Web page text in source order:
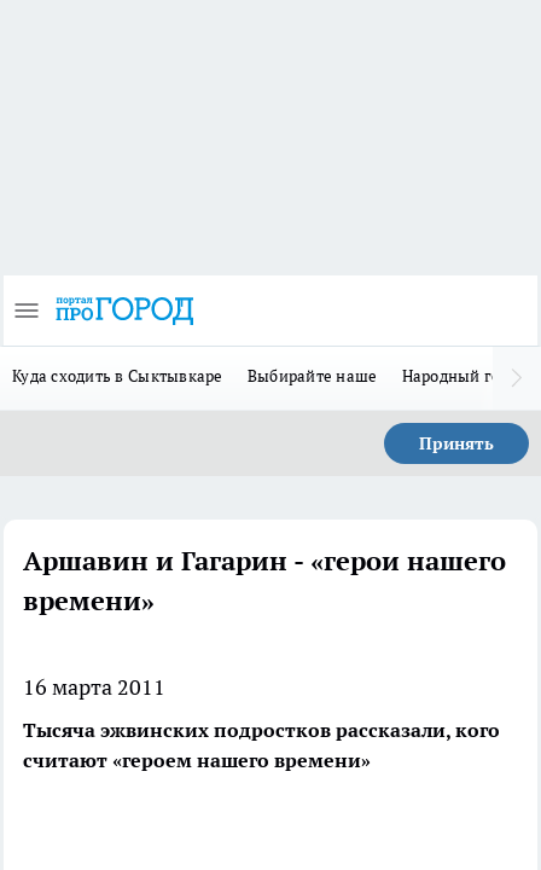
Куда сходить в Сыктывкаре Выбирайте наше Народный герой
Принять
Аршавин и Гагарин - «герои нашего
времени»
16 марта 2011
Тысяча эжвинских подростков рассказали, кого
считают «героем нашего времени»